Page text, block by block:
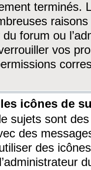
terminés.
forum ou
vos
icônes de
sujets sont
des
des